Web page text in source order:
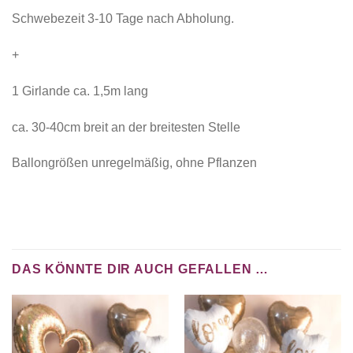
Schwebezeit 3-10 Tage nach Abholung.
+
1 Girlande ca. 1,5m lang
ca. 30-40cm breit an der breitesten Stelle
Ballongrößen unregelmäßig, ohne Pflanzen
DAS KÖNNTE DIR AUCH GEFALLEN …